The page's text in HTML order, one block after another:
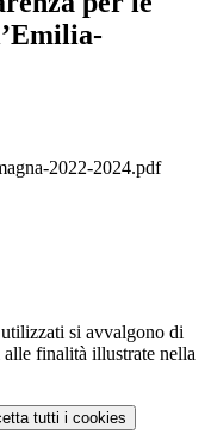
2022-2024.pdf
si avvalgono di
finalità illustrate nella
tutti i cookies